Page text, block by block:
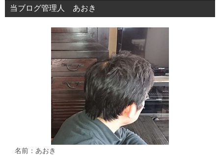
ョ
当ブログ管理人 あおき
名前：あおき